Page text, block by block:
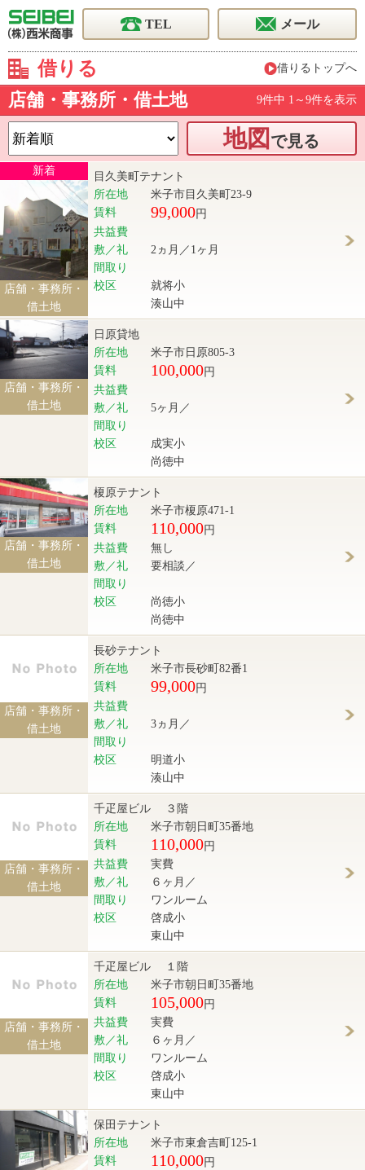
TEL メール
借りる 借りるトップへ
店舗・事務所・借土地 9件中 1～9件を表示
地図 で見る
新着
店舗・事務所・
借土地
目久美町テナント
所在地
米子市目久美町23-9
賃料
99,000円
共益費
敷／礼
2ヵ月／1ヶ月
間取り
校区
就将小
湊山中
店舗・事務所・
借土地
日原貸地
所在地
米子市日原805-3
賃料
100,000円
共益費
敷／礼
5ヶ月／
間取り
校区
成実小
尚徳中
店舗・事務所・
借土地
榎原テナント
所在地
米子市榎原471-1
賃料
110,000円
共益費
無し
敷／礼
要相談／
間取り
校区
尚徳小
尚徳中
店舗・事務所・
借土地
長砂テナント
所在地
米子市長砂町82番1
賃料
99,000円
共益費
敷／礼
3ヵ月／
間取り
校区
明道小
湊山中
店舗・事務所・
借土地
千疋屋ビル ３階
所在地
米子市朝日町35番地
賃料
110,000円
共益費
実費
敷／礼
６ヶ月／
間取り
ワンルーム
校区
啓成小
東山中
店舗・事務所・
借土地
千疋屋ビル １階
所在地
米子市朝日町35番地
賃料
105,000円
共益費
実費
敷／礼
６ヶ月／
間取り
ワンルーム
校区
啓成小
東山中
保田テナント
所在地
米子市東倉吉町125-1
賃料
110,000円